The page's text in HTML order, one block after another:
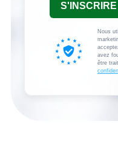
S'INSCRIRE
Nous
avez
être